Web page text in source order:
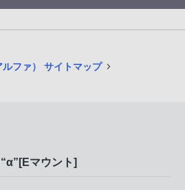
ファ） サイトマップ
マウント]